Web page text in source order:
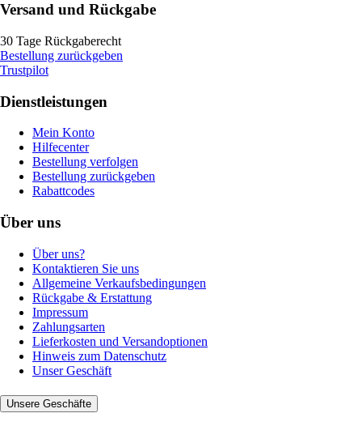
Versand und Rückgabe
30 Tage Rückgaberecht
Bestellung zurückgeben
Trustpilot
Dienstleistungen
Mein Konto
Hilfecenter
Bestellung verfolgen
Bestellung zurückgeben
Rabattcodes
Über uns
Über uns?
Kontaktieren Sie uns
Allgemeine Verkaufsbedingungen
Rückgabe & Erstattung
Impressum
Zahlungsarten
Lieferkosten und Versandoptionen
Hinweis zum Datenschutz
Unser Geschäft
Unsere Geschäfte